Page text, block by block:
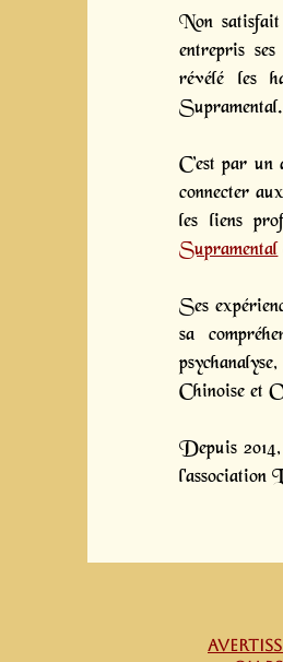
Non satisfait
entrepris
révélé les
Supramental.
C’est par
connecter
les liens
Supramental
Ses
sa
Chinoise et
Depuis 2014,
l'association